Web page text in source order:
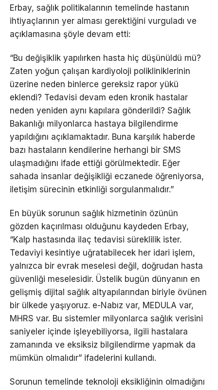
Erbay, sağlık politikalarının temelinde hastanın
ihtiyaçlarının yer alması gerektiğini vurguladı ve
açıklamasına şöyle devam etti:
“Bu değişiklik yapılırken hasta hiç düşünüldü mü?
Zaten yoğun çalışan kardiyoloji polikliniklerinin
üzerine neden binlerce gereksiz rapor yükü
eklendi? Tedavisi devam eden kronik hastalar
neden yeniden aynı kapılara gönderildi? Sağlık
Bakanlığı milyonlarca hastaya bilgilendirme
yapıldığını açıklamaktadır. Buna karşılık haberde
bazı hastaların kendilerine herhangi bir SMS
ulaşmadığını ifade ettiği görülmektedir. Eğer
sahada insanlar değişikliği eczanede öğreniyorsa,
iletişim sürecinin etkinliği sorgulanmalıdır.”
En büyük sorunun sağlık hizmetinin özünün
gözden kaçırılması olduğunu kaydeden Erbay,
“Kalp hastasında ilaç tedavisi süreklilik ister.
Tedaviyi kesintiye uğratabilecek her idari işlem,
yalnızca bir evrak meselesi değil, doğrudan hasta
güvenliği meselesidir. Üstelik bugün dünyanın en
gelişmiş dijital sağlık altyapılarından biriyle övünen
bir ülkede yaşıyoruz. e-Nabız var, MEDULA var,
MHRS var. Bu sistemler milyonlarca sağlık verisini
saniyeler içinde işleyebiliyorsa, ilgili hastalara
zamanında ve eksiksiz bilgilendirme yapmak da
mümkün olmalıdır” ifadelerini kullandı.
Sorunun temelinde teknoloji eksikliğinin olmadığını